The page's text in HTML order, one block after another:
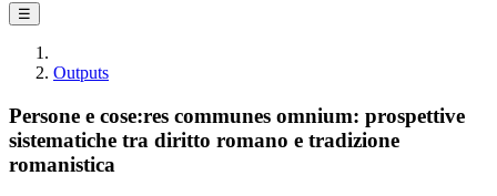
☰
Outputs
Persone e cose:res communes omnium: prospettive
sistematiche tra diritto romano e tradizione
romanistica